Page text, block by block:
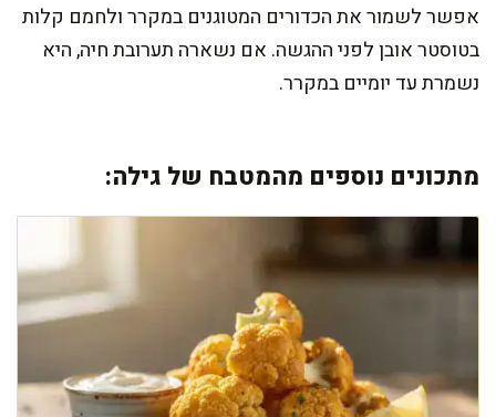
אפשר לשמור את הכדורים המטוגנים במקרר ולחמם קלות
בטוסטר אובן לפני ההגשה. אם נשארה תערובת חיה, היא
נשמרת עד יומיים במקרר.
מתכונים נוספים מהמטבח של גילה: